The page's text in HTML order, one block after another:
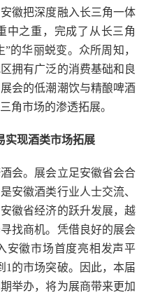
徽把深度融入长三角一体
中之重，完成了从长三角
的华丽蜕变。众所周知，
拥有广泛的消费基础和良
会的低潮潮饮与精酿啤酒
角市场的渗透拓展。
实现酒类市场拓展
会。展会立足安徽省会合
安徽酒类行业人士交流、
徽省经济的跃升发展，越
找商机。凭借良好的展会
安徽市场首度亮相发声平
1的市场突破。因此，本届
举办，将为展商带来更加